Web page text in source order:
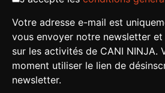
Votre adresse e-mail est
vous envoyer notre newsletter
sur les activités de CANI NINJA.
moment utiliser le lien de
newsletter.